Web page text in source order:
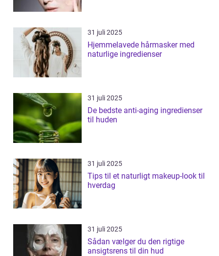
31 juli 2025
Hjemmelavede hårmasker med
naturlige ingredienser
31 juli 2025
De bedste anti-aging ingredienser
til huden
31 juli 2025
Tips til et naturligt makeup-look til
hverdag
31 juli 2025
Sådan vælger du den rigtige
ansigtsrens til din hud